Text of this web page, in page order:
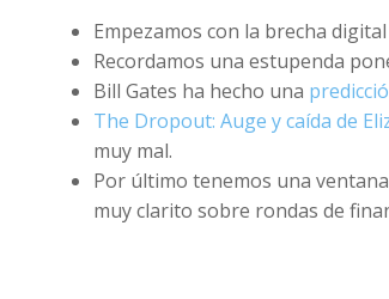
Empezamos con la brecha
Recordamos una estupenda
Bill Gates ha hecho una
The Dropout: Auge y caída de
muy mal.
Por último tenemos una
muy clarito sobre rondas de